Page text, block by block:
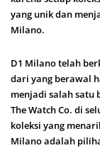
yang unik dan
Milano.
D1 Milano telah
dari yang berawal
menjadi salah satu
The Watch Co. di
koleksi yang
Milano adalah